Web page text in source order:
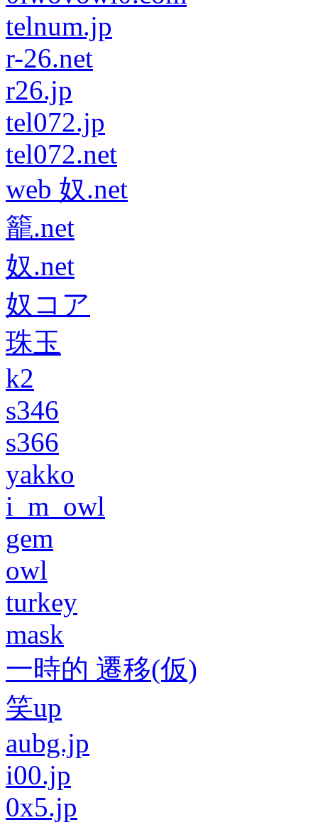
telnum.jp
r-26.net
r26.jp
tel072.jp
tel072.net
web 奴.net
籠.net
奴.net
奴コア
珠玉
k2
s346
s366
yakko
i_m_owl
gem
owl
turkey
mask
一時的 遷移(仮)
笑up
aubg.jp
i00.jp
0x5.jp